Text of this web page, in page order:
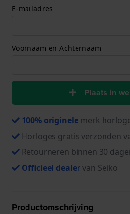
E-mailadres
Voornaam en Achternaam
Plaats in
100% originele merk
Horloges gratis verzonden
Retourneren binnen 30
Officieel dealervan Seiko
Productomschrijving